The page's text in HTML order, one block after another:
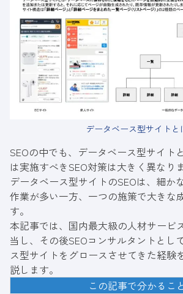
データベース型サイトと
SEOの中でも、データベース型サイト
は実施すべきSEO対策は大きく異なり
データベース型サイトのSEOは、細か
作業が多い一方、一つの施策で大きな
す。
本記事では、国内最大級の人材サービ
当し、その後SEOコンサルタントとし
ス型サイトをグロースさせてきた経験
説します。
この記事で分かること